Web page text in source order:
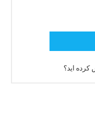
کرده اید؟